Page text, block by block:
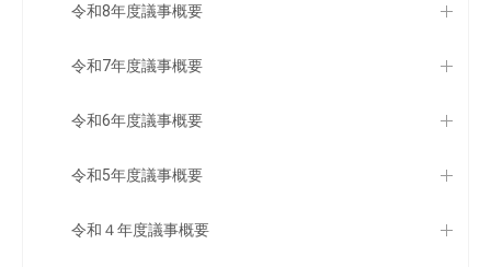
令和8年度議事概要
令和7年度議事概要
令和6年度議事概要
令和5年度議事概要
令和４年度議事概要